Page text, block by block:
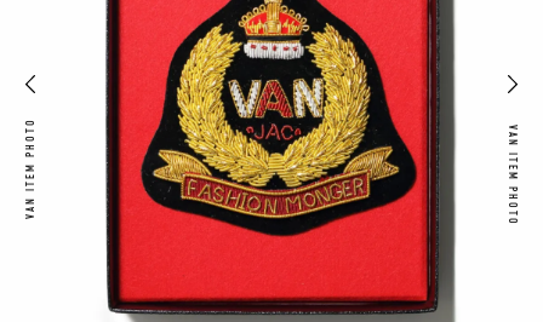
VAN ITEM PHOTO
VAN ITEM PHOTO